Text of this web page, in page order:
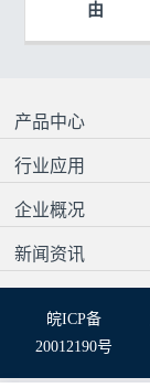
由
产品中心
行业应用
企业概况
新闻资讯
皖ICP备
20012190号